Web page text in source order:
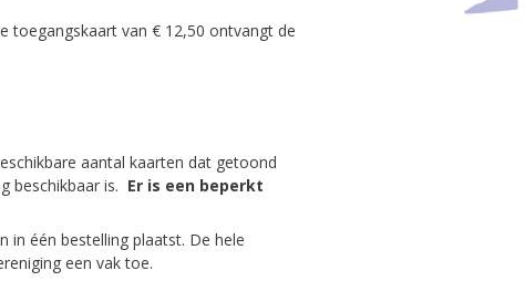
toegangskaart van € 12,50 ontvangt de
aantal kaarten dat getoond
beschikbaar is. Er is een beperkt
in één bestelling plaatst. De hele
een vak toe.